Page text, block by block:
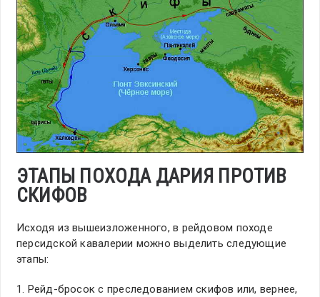
ЭТАПЫ ПОХОДА ДАРИЯ ПРОТИВ
СКИФОВ
Исходя из вышеизложенного, в рейдовом походе
персидской кавалерии можно выделить следующие
этапы:
1. Рейд-бросок с преследованием скифов или, вернее,